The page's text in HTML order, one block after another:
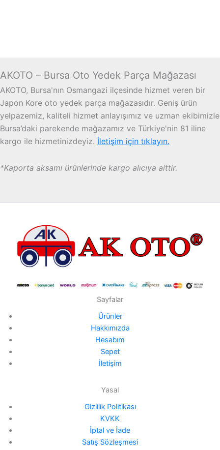
AKOTO – Bursa Oto Yedek Parça Mağazası
AKOTO, Bursa'nın Osmangazi ilçesinde hizmet veren bir
Japon Kore oto yedek parça mağazasıdır. Geniş ürün
yelpazemiz, kaliteli hizmet anlayışımız ve uzman ekibimizle
Bursa’daki parekende mağazamız ve Türkiye'nin 81 iline
kargo ile hizmetinizdeyiz. İletişim için tıklayın.
*Kaporta aksamı ürünlerinde kargo alıcıya aittir.
Sayfalar
Ürünler
Hakkımızda
Hesabım
Sepet
İletişim
Yasal
Gizlilik Politikası
KVKK
İptal ve İade
Satış Sözleşmesi